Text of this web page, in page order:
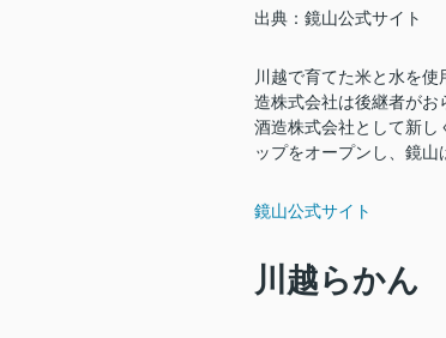
出典：鏡山公式サイト
川越で育てた米と水を
造株式会社は後継者が
酒造株式会社として新し
ップをオープンし、鏡山
鏡山公式サイト
川越らかん